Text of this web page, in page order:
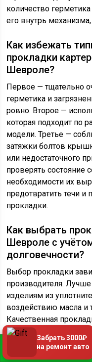
количество
его внутрь
Как избежать
прокладки
Шевроле?
Первое — тщательно
герметика и
ровно. Второе —
которая подходит по
модели. Третье —
затяжки болтов
или недостаточного
проверять состояние
необходимости их
предотвратить течи
прокладки.
Как выбрать
Шевроле с
долговечности?
Выбор прокладки
производителя.
изделиям из
воздействию масла и
Качественная
уплотнение, что
риск повреждения
внимание на наличие
Забрать 3000₽
на ремонт авто